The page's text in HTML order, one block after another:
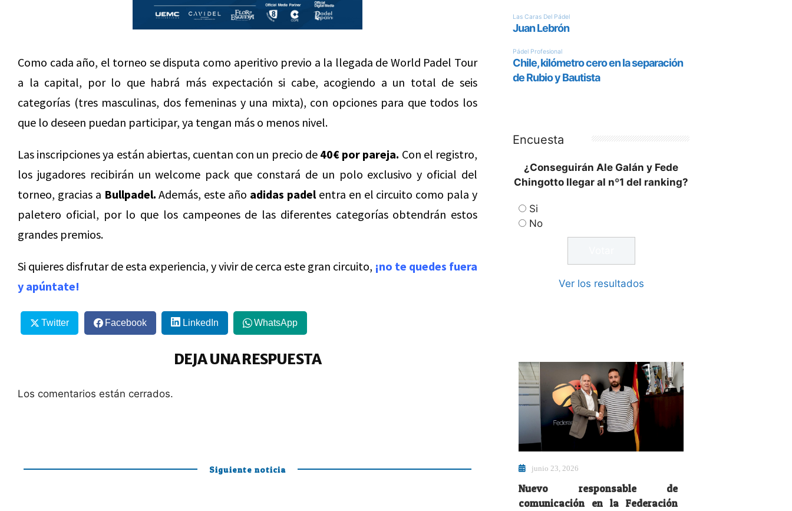
Como cada año, el torneo se disputa como aperitivo previo a la llegada de World Padel Tour
a la capital, por lo que habrá más expectación si cabe, acogiendo a un total de seis
categorías (tres masculinas, dos femeninas y una mixta), con opciones para que todos los
que lo deseen puedan participar, ya tengan más o menos nivel.
Las inscripciones ya están abiertas, cuentan con un precio de 40€ por pareja. Con el registro,
los jugadores recibirán un welcome pack que constará de un polo exclusivo y oficial del
torneo, gracias a Bullpadel. Además, este año adidas padelentra en el circuito como pala y
paletero oficial, por lo que los campeones de las diferentes categorías obtendrán estos
grandes premios.
Si quieres disfrutar de esta experiencia, y vivir de cerca este gran circuito, ¡no te quedes fuera
y apúntate!
Twitter Facebook LinkedIn WhatsApp
DEJA UNA RESPUESTA
Los comentarios están cerrados.
Siguiente noticia
Encuesta
¿Conseguirán Ale Galán y Fede
Chingotto llegar al nº1 del ranking?
Si
No
Ver los resultados
junio 23, 2026
Nuevo responsable de
comunicación en la Federación